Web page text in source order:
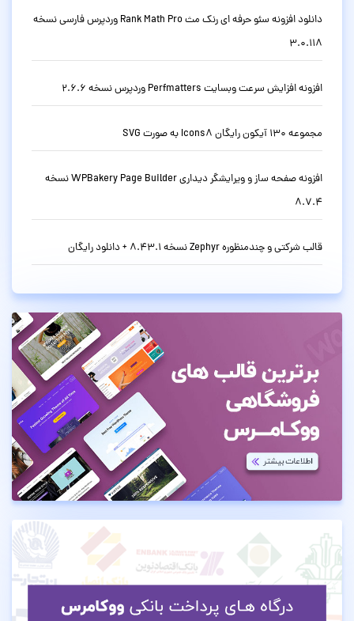
دانلود افزونه سئو حرفه ای رنک مث Rank Math Pro وردپرس فارسی نسخه
3.0.118
افزونه افزایش سرعت وبسایت Perfmatters وردپرس نسخه 2.6.6
مجموعه 130 آیکون رایگان Icons8 به صورت SVG
افزونه صفحه ساز و ویرایشگر دیداری WPBakery Page Builder نسخه
8.7.4
قالب شرکتی و چندمنظوره Zephyr نسخه 8.43.1 + دانلود رایگان